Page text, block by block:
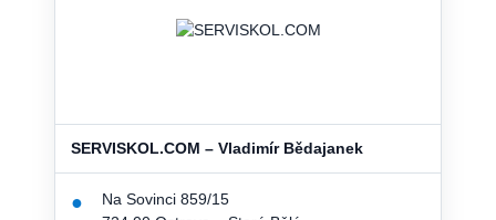
SERVISKOL.COM – Vladimír Bědajanek
●
Na Sovinci 859/15